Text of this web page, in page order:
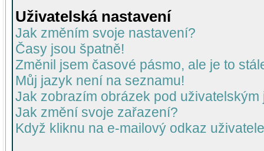
Uživatelská nastavení
Jak změním svoje nastavení?
Časy jsou špatně!
Změnil jsem časové pásmo, ale je to
Můj jazyk není na seznamu!
Jak zobrazím obrázek pod uživatelským
Jak změní svoje zařazení?
Když kliknu na e-mailový odkaz